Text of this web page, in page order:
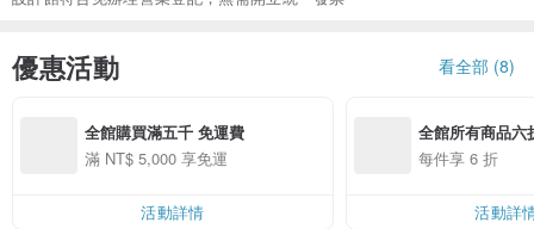
優惠活動 看全部 (8)
全館購買滿五千 免運費
滿 NT$ 5,000 享免運
活動詳情
全館所有商品六
每件享 6 折
活動詳